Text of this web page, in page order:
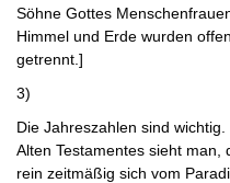
Söhne Gottes
Himmel und Erde wurden
getrennt.]
3)
Die Jahreszahlen sind
Alten Testamentes sieht man,
rein zeitmäßig sich vom